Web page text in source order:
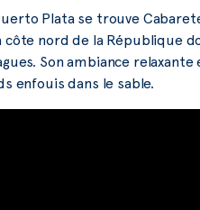
Plata se trouve
nord de la République
Son ambiance
enfouis dans le sable.